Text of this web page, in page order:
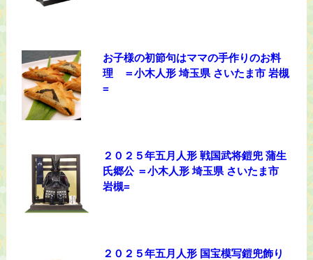
お子様の初節句はママの手作りのお料
理 ＝小木人形 埼玉県 さいたま市 岩槻
=
２０２５年五月人形 戦国武将鎧兜 蒲生
氏郷公 ＝小木人形 埼玉県 さいたま市
岩槻=
２０２５年五月人形 国宝模写鎧兜飾り